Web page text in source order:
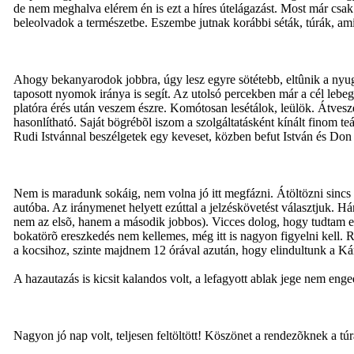
de nem meghalva elérem én is ezt a híres útelágazást. Most már
beleolvadok a természetbe. Eszembe jutnak korábbi séták, túrák,
Ahogy bekanyarodok jobbra, úgy lesz egyre sötétebb, eltûnik a
taposott nyomok iránya is segít. Az utolsó percekben már a cél
platóra érés után veszem észre. Komótosan lesétálok, leülök.
hasonlítható. Saját bögrébõl iszom a szolgáltatásként kínált finom
Rudi Istvánnal beszélgetek egy keveset, közben befut István és
Nem is maradunk sokáig, nem volna jó itt megfázni. Átöltözni
autóba. Az iránymenet helyett ezúttal a jelzéskövetést választjuk.
nem az elsõ, hanem a második jobbos). Vicces dolog, hogy
bokatörõ ereszkedés nem kellemes, még itt is nagyon figyelni kell.
a kocsihoz, szinte majdnem 12 órával azután, hogy elindultunk a
A hazautazás is kicsit kalandos volt, a lefagyott ablak jege nem
Nagyon jó nap volt, teljesen feltöltött! Köszönet a rendezõknek a